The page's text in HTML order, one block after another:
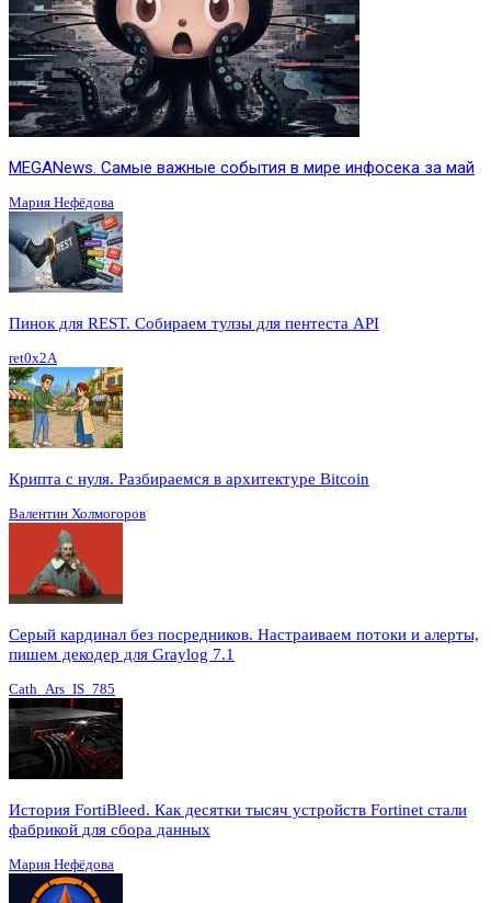
MEGANews. Cамые важные события в мире инфосека за май
Мария Нефёдова
Пинок для REST. Собираем тулзы для пентеста API
ret0x2A
Крипта с нуля. Разбираемся в архитектуре Bitcoin
Валентин Холмогоров
Серый кардинал без посредников. Настраиваем потоки и алерты,
пишем декодер для Graylog 7.1
Cath_Ars_IS_785
История FortiBleed. Как десятки тысяч устройств Fortinet стали
фабрикой для сбора данных
Мария Нефёдова